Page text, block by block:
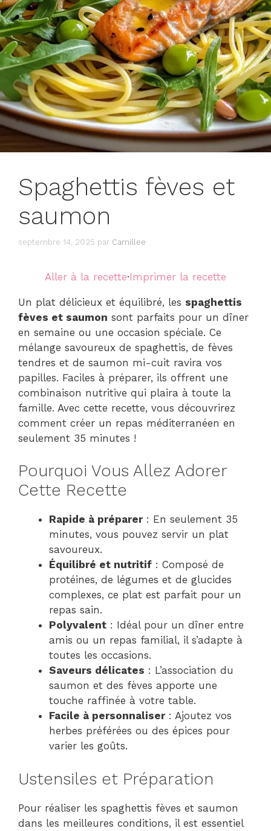
Spaghettis fèves et
saumon
septembre 14, 2025 par Camillee
Aller à la recette·Imprimer la recette
Un plat délicieux et équilibré, les spaghettis
fèves et saumon sont parfaits pour un dîner
en semaine ou une occasion spéciale. Ce
mélange savoureux de spaghettis, de fèves
tendres et de saumon mi-cuit ravira vos
papilles. Faciles à préparer, ils offrent une
combinaison nutritive qui plaira à toute la
famille. Avec cette recette, vous découvrirez
comment créer un repas méditerranéen en
seulement 35 minutes !
Pourquoi Vous Allez Adorer
Cette Recette
Rapide à préparer: En seulement 35
minutes, vous pouvez servir un plat
savoureux.
Équilibré et nutritif : Composé de
protéines, de légumes et de glucides
complexes, ce plat est parfait pour un
repas sain.
Polyvalent : Idéal pour un dîner entre
amis ou un repas familial, il s’adapte à
toutes les occasions.
Saveurs délicates : L’association du
saumon et des fèves apporte une
touche raffinée à votre table.
Facile à personnaliser: Ajoutez vos
herbes préférées ou des épices pour
varier les goûts.
Ustensiles et Préparation
Pour réaliser les spaghettis fèves et saumon
dans les meilleures conditions, il est essentiel